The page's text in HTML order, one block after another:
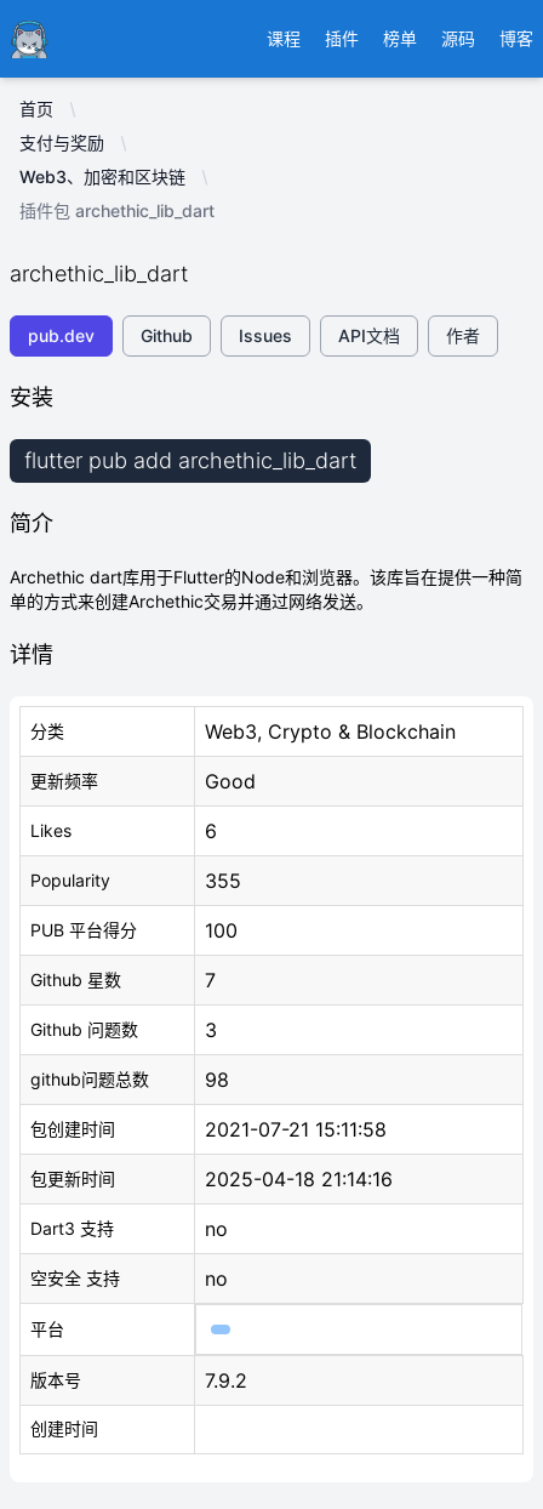
Ducafecat 课程 插件 榜单 源码 博客
首页
支付与奖励
Web3、加密和区块链
插件包 archethic_lib_dart
archethic_lib_dart
pub.dev Github Issues API文档 作者
安装
flutter pub add archethic_lib_dart
简介
Archethic dart库用于Flutter的Node和浏览器。该库旨在提供一种简
单的方式来创建Archethic交易并通过网络发送。
详情
分类 Web3, Crypto & Blockchain
更新频率 Good
Likes 6
Popularity 355
PUB 平台得分 100
Github 星数 7
Github 问题数 3
github问题总数 98
包创建时间 2021-07-21 15:11:58
包更新时间 2025-04-18 21:14:16
Dart3 支持 no
空安全 支持 no
平台
版本号 7.9.2
创建时间